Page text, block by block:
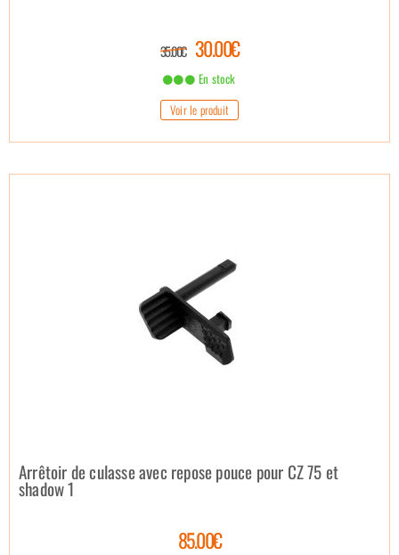
35.00€ 30.00€
En stock
Voir le produit
Arrêtoir de culasse avec repose pouce pour CZ 75 et
shadow 1
85.00€